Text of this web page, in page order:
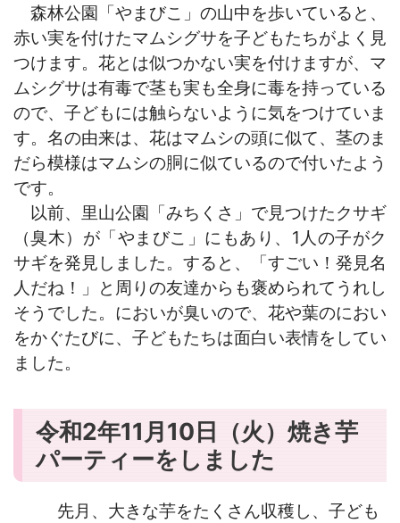
森林公園「やまびこ」の山中を歩いていると、
赤い実を付けたマムシグサを子どもたちがよく見
つけます。花とは似つかない実を付けますが、マ
ムシグサは有毒で茎も実も全身に毒を持っている
ので、子どもには触らないように気をつけていま
す。名の由来は、花はマムシの頭に似て、茎のま
だら模様はマムシの胴に似ているので付いたよう
です。
以前、里山公園「みちくさ」で見つけたクサギ
（臭木）が「やまびこ」にもあり、1人の子がク
サギを発見しました。すると、「すごい！発見名
人だね！」と周りの友達からも褒められてうれし
そうでした。においが臭いので、花や葉のにおい
をかぐたびに、子どもたちは面白い表情をしてい
ました。
令和2年11月10日（火）焼き芋
パーティーをしました
先月、大きな芋をたくさん収穫し、子ども